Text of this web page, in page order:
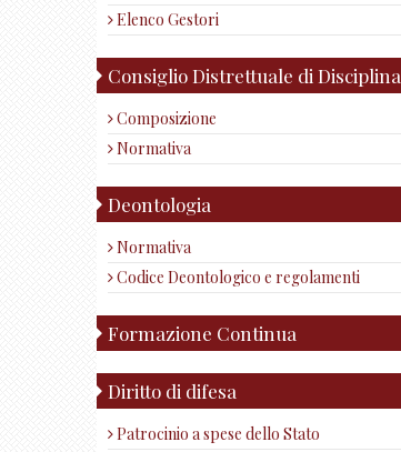
Elenco Gestori
Consiglio Distrettuale di Disciplina
Composizione
Normativa
Deontologia
Normativa
Codice Deontologico e regolamenti
Formazione Continua
Diritto di difesa
Patrocinio a spese dello Stato